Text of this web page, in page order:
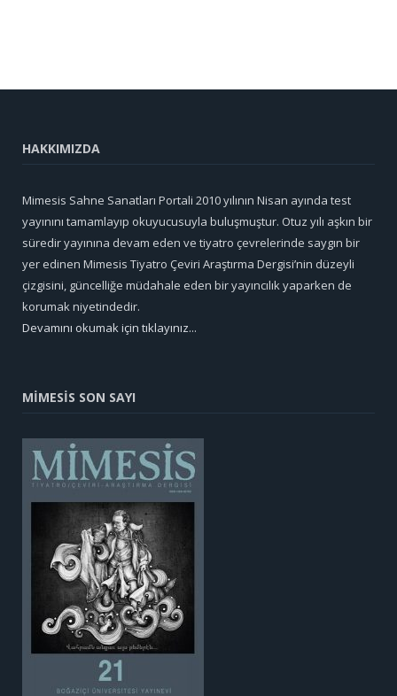
HAKKIMIZDA
Mimesis Sahne Sanatları Portali 2010 yılının Nisan ayında test
yayınını tamamlayıp okuyucusuyla buluşmuştur. Otuz yılı aşkın bir
süredir yayınına devam eden ve tiyatro çevrelerinde saygın bir
yer edinen Mimesis Tiyatro Çeviri Araştırma Dergisi’nin düzeyli
çizgisini, güncelliğe müdahale eden bir yayıncılık yaparken de
korumak niyetindedir.
Devamını okumak için tıklayınız...
MİMESİS SON SAYI